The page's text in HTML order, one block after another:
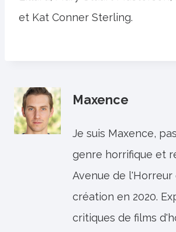
et Kat Conner Sterling.
Maxence
Je suis Maxence,
genre horrifique et
Avenue de l'Horreur
création en 2020.
critiques de films